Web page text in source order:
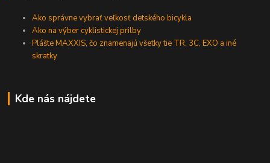
Ako správne vybrať veľkosť detského bicykla
Ako na výber cyklistickej prilby
Plášte MAXXIS, čo znamenajú všetky tie TR, 3C, EXO a iné
skratky
Kde nás nájdete